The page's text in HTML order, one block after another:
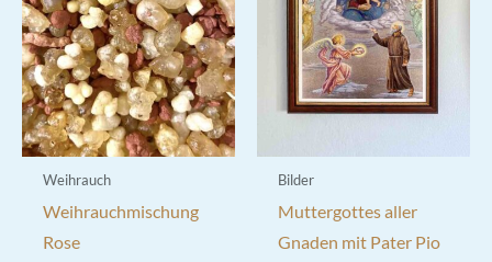
auf
der
Produktseite
gewählt
werden
Weihrauch
Weihrauchmischung
Rose
Bilder
Muttergottes aller
Gnaden mit Pater Pio